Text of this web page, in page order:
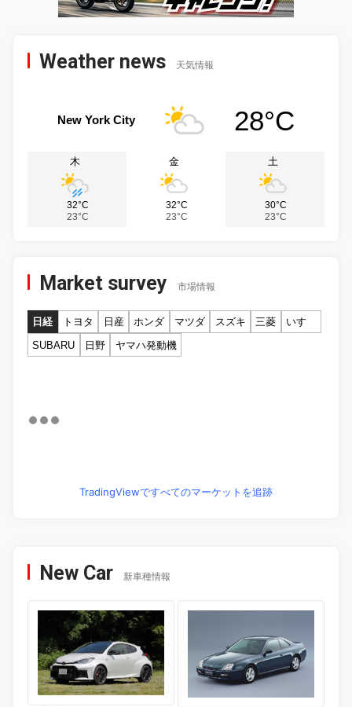
Weather news 天気情報
New York City 28°C
木
32°C
23°C
金
32°C
23°C
土
30°C
23°C
Market survey 市場情報
日経 トヨタ 日産 ホンダ マツダ スズキ 三菱
いすゞ
SUBARU
日野 ヤマハ発動機
TradingViewですべてのマーケットを追跡
New Car 新車種情報